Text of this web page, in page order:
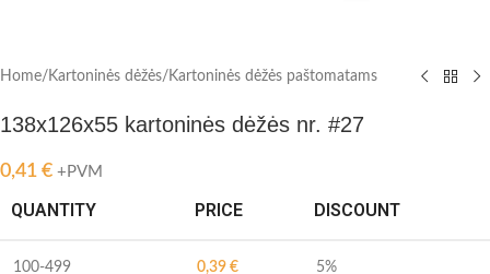
Home/ Kartoninės dėžės/ Kartoninės dėžės paštomatams
138x126x55 kartoninės dėžės nr. #27
0,41 € +PVM
QUANTITY PRICE DISCOUNT
100-499 0,39 € 5%